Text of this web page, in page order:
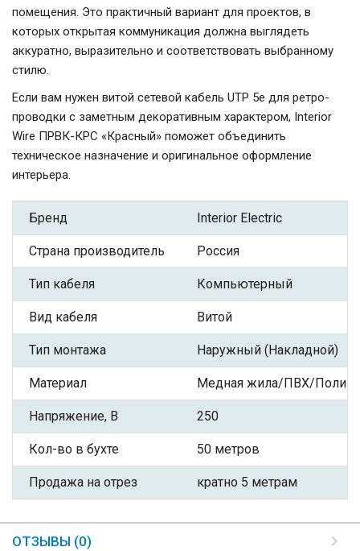
помещения. Это практичный вариант для проектов, в
которых открытая коммуникация должна выглядеть
аккуратно, выразительно и соответствовать выбранному
стилю.
Если вам нужен витой сетевой кабель UTP 5e для ретро-
проводки с заметным декоративным характером, Interior
Wire ПРВК-КРС «Красный» поможет объединить
техническое назначение и оригинальное оформление
интерьера.
Бренд Interior Electric
Страна производитель Россия
Тип кабеля Компьютерный
Вид кабеля Витой
Тип монтажа Наружный (Накладной)
Материал Медная жила/ПВХ/
Напряжение, В 250
Кол-во в бухте 50 метров
Продажа на отрез кратно 5 метрам
ОТЗЫВЫ (0)